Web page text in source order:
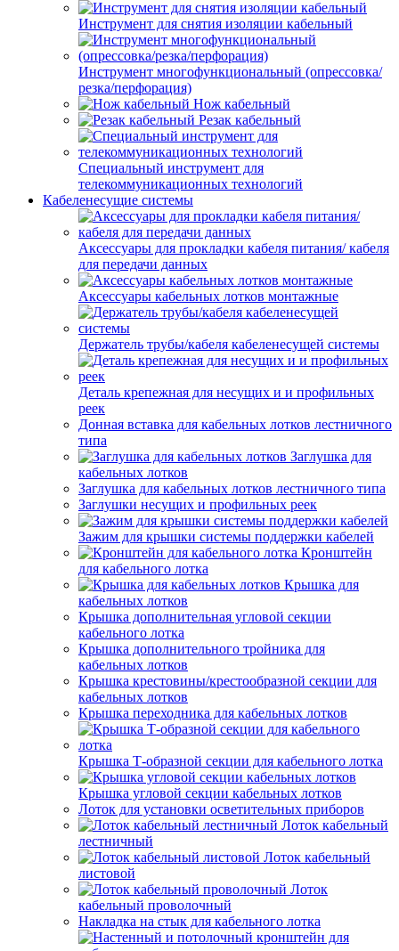
Инструмент для снятия изоляции кабельный
Инструмент многофункциональный (опрессовка/
резка/перфорация)
Нож кабельный
Резак кабельный
Специальный инструмент для
телекоммуникационных технологий
Кабеленесущие системы
Аксессуары для прокладки кабеля питания/ кабеля
для передачи данных
Аксессуары кабельных лотков монтажные
Держатель трубы/кабеля кабеленесущей системы
Деталь крепежная для несущих и и профильных
реек
Донная вставка для кабельных лотков лестничного
типа
Заглушка для
кабельных лотков
Заглушка для кабельных лотков лестничного типа
Заглушки несущих и профильных реек
Зажим для крышки системы поддержки кабелей
Кронштейн
для кабельного лотка
Крышка для
кабельных лотков
Крышка дополнительная угловой секции
кабельного лотка
Крышка дополнительного тройника для
кабельных лотков
Крышка крестовины/крестообразной секции для
кабельных лотков
Крышка переходника для кабельных лотков
Крышка Т-образной секции для кабельного лотка
Крышка угловой секции кабельных лотков
Лоток для установки осветительных приборов
Лоток кабельный
лестничный
Лоток кабельный
листовой
Лоток
кабельный проволочный
Накладка на стык для кабельного лотка